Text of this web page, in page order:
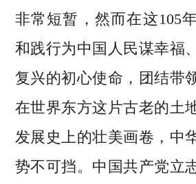
非常短暂，然而在这105
和践行为中国人民谋幸福
复兴的初心使命，团结带
在世界东方这片古老的土
发展史上的壮美画卷，中
势不可挡。中国共产党立